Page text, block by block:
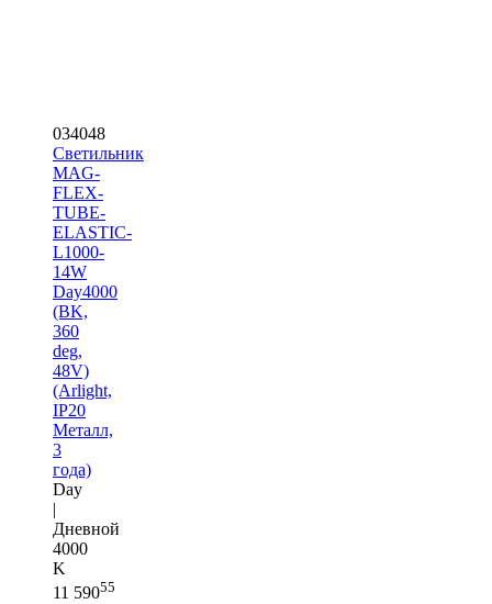
034048
Светильник
MAG-
FLEX-
TUBE-
ELASTIC-
L1000-
14W
Day4000
(BK,
360
deg,
48V)
(Arlight,
IP20
Металл,
3
года)
Day
|
Дневной
4000
K
11 59055